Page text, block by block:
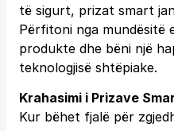
të sigurt, prizat smart
Përfitoni nga mundësitë
produkte dhe bëni një
teknologjisë shtëpiake.
Krahasimi i Prizave
Kur bëhet fjalë për